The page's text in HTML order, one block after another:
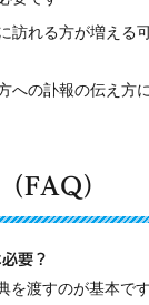
訪れる方が増える
への訃報の伝え方
FAQ）
要？
を渡すのが基本で